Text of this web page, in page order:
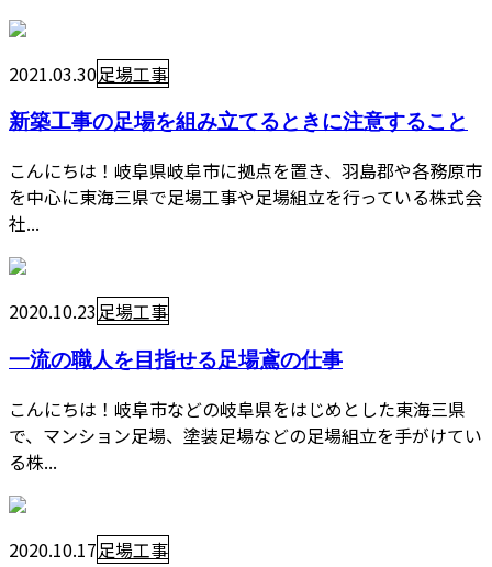
2021.03.30足場工事
新築工事の足場を組み立てるときに注意すること
こんにちは！岐阜県岐阜市に拠点を置き、羽島郡や各務原市
を中心に東海三県で足場工事や足場組立を行っている株式会
社...
2020.10.23足場工事
一流の職人を目指せる足場鳶の仕事
こんにちは！岐阜市などの岐阜県をはじめとした東海三県
で、マンション足場、塗装足場などの足場組立を手がけてい
る株...
2020.10.17足場工事